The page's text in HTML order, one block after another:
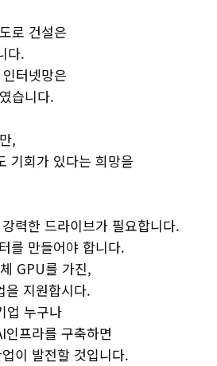
로 건설은
다.
터넷망은
습니다.
,
기회가 있다는 희망을
력한 드라이브가 필요합니다.
를 만들어야 합니다.
GPU를 가진,
을 지원합시다.
업 누구나
프라를 구축하면
이 발전할 것입니다.